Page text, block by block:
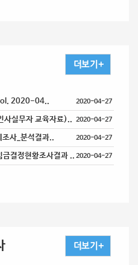
2020-04.. 2020-04-27
사실무자 교육자료).. 2020-04-27
사_분석결과.. 2020-04-27
결정현황조사결과 .. 2020-04-27